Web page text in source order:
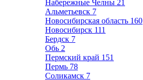
Набережные Челны 21
Альметьевск 7
Новосибирская область 160
Новосибирск 111
Бердск 7
Обь 2
Пермский край 151
Пермь 78
Соликамск 7